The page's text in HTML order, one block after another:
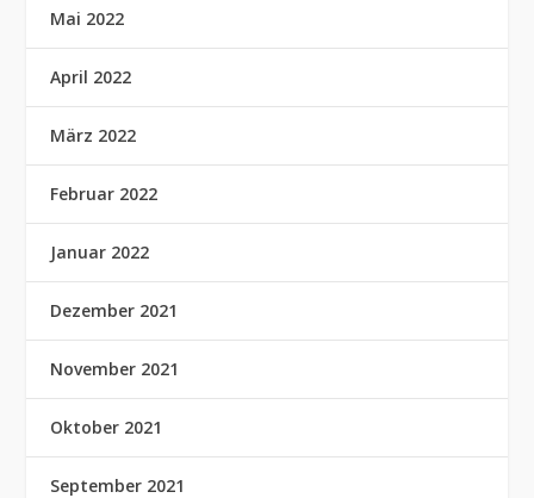
Mai 2022
April 2022
März 2022
Februar 2022
Januar 2022
Dezember 2021
November 2021
Oktober 2021
September 2021